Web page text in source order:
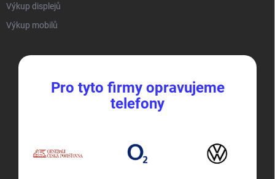
Výkup displejů
Výkup mobilů
Pro tyto firmy opravujeme
telefony